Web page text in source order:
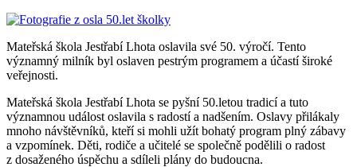
Mateřská škola Jestřabí Lhota oslavila své 50. výročí. Tento
významný milník byl oslaven pestrým programem a účastí široké
veřejnosti.
Mateřská škola Jestřabí Lhota se pyšní 50.letou tradicí a tuto
významnou událost oslavila s radostí a nadšením. Oslavy přilákaly
mnoho návštěvníků, kteří si mohli užít bohatý program plný zábavy
a vzpomínek. Děti, rodiče a učitelé se společně podělili o radost
z dosaženého úspěchu a sdíleli plány do budoucna.